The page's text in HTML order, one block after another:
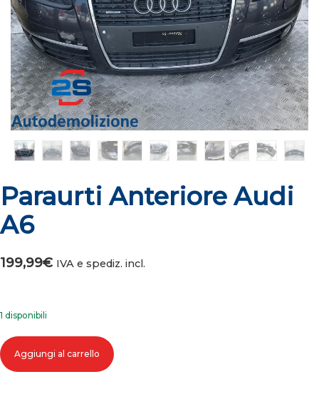
Paraurti Anteriore Audi
A6
199,99€ IVA e spediz. incl.
1 disponibili
Paraurti anteriore audi a6 quantità
Aggiungi al carrello